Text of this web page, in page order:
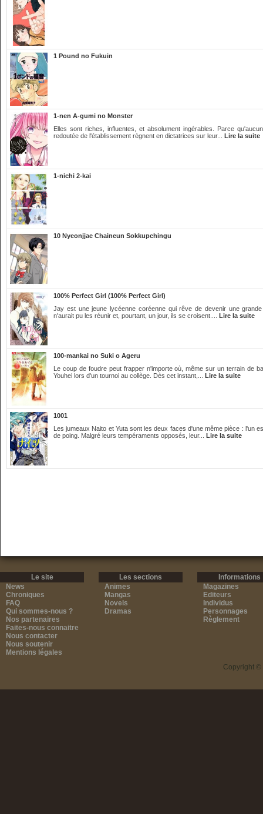
1 Pound no Fukuin
1-nen A-gumi no Monster
Elles sont riches, influentes, et absolument ingérables. Parce
redoutée de l'établissement règnent en dictatrices sur leur... Lire la suite
1-nichi 2-kai
10 Nyeonjjae Chaineun Sokkupchingu
100% Perfect Girl (100% Perfect Girl)
Jay est une jeune lycéenne coréenne qui rêve de devenir une
n'aurait pu les réunir et, pourtant, un jour, ils se croisent.... Lire la suite
100-mankai no Suki o Ageru
Le coup de foudre peut frapper n'importe où, même sur un terrain de
Youhei lors d'un tournoi au collège. Dès cet instant,... Lire la suite
1001
Les jumeaux Naito et Yuta sont les deux faces d'une même pièce : l'un
de poing. Malgré leurs tempéraments opposés, leur... Lire la suite
Le site
News
Chroniques
FAQ
Qui sommes-nous ?
Nos partenaires
Faites-nous connaitre
Nous contacter
Nous soutenir
Mentions légales
Les sections
Animes
Mangas
Novels
Dramas
Informations
Magazines
Editeurs
Individus
Personnages
Règlement
Copyright ©